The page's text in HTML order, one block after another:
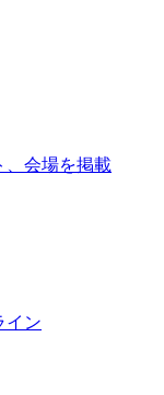
、会場を掲載
イン